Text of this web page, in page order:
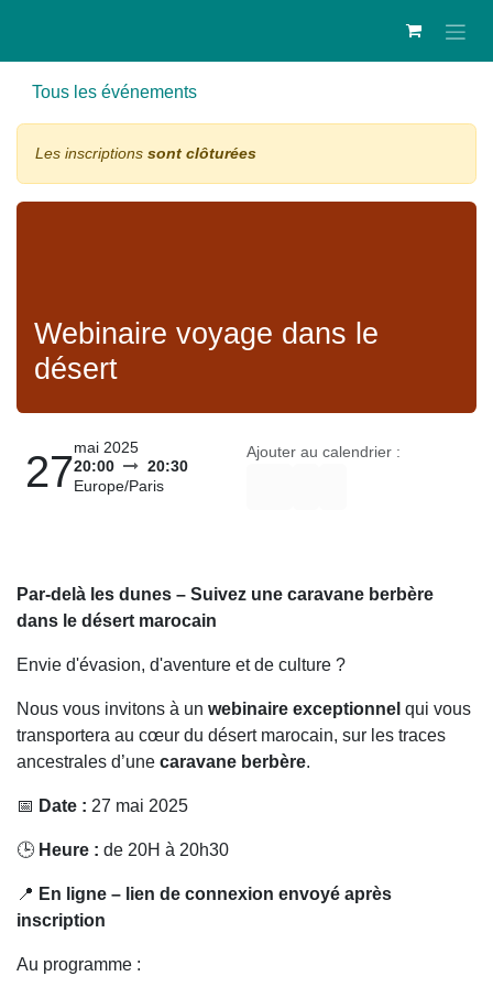
Tous les événements
Les inscriptions sont clôturées
Webinaire voyage dans le
désert
27mai 2025
20:00
20:30
Europe/Paris
Ajouter au calendrier :
Par-delà les dunes – Suivez une caravane berbère
dans le désert marocain
Envie d'évasion, d'aventure et de culture ?
Nous vous invitons à un webinaire exceptionnel qui vous
transportera au cœur du désert marocain, sur les traces
ancestrales d’une caravane berbère.
📅 Date : 27 mai 2025
🕒 Heure : de 20H à 20h30
📍 En ligne – lien de connexion envoyé après
inscription
Au programme :